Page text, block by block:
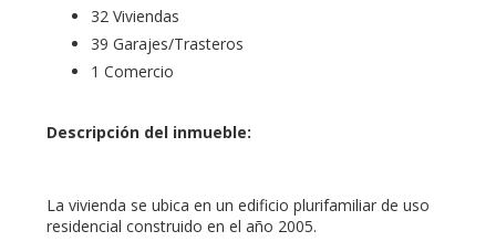
32 Viviendas
39 Garajes/Trasteros
1 Comercio
Descripción del inmueble:
La vivienda se ubica en un edificio plurifamiliar de uso
residencial construido en el año 2005.